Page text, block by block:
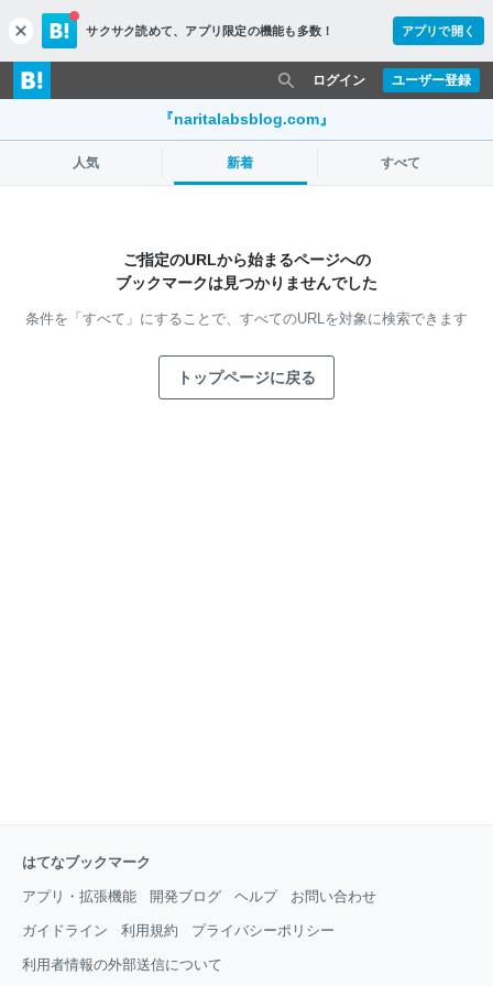
c
l
o
s
サクサク読めて、 アプリ限定の機能も多数！ アプリで開く
ユーザー登録
ログイン
『naritalabsblog.com』
人気 新着 すべて
ご指定のURLから始まるページへの
ブックマークは見つかりませんでした
条件を「すべて」にすることで、 すべてのURLを対象に検索できます
トップページに戻る
はてなブックマーク
アプリ・拡張機能 開発ブログ ヘルプ お問い合わせ
ガイドライン 利用規約 プライバシーポリシー
利用者情報の外部送信について